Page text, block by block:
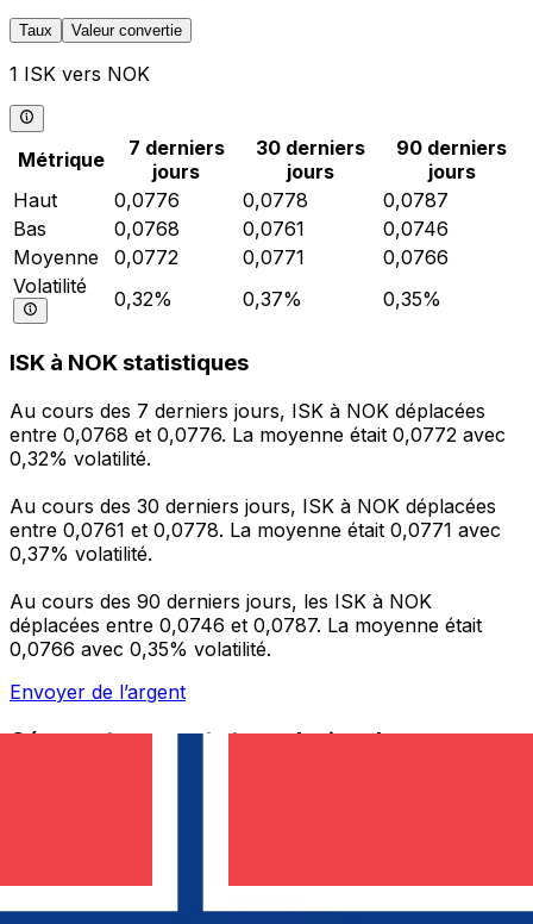
Taux Valeur convertie
1 ISK vers NOK
Métrique
7 derniers
jours
30 derniers
jours
90 derniers
jours
Haut
0,0776 0,0778
0,0787
Bas
0,0768 0,0761
0,0746
Moyenne
0,0772 0,0771
0,0766
Volatilité
0,32% 0,37% 0,35%
ISK à NOK statistiques
Au cours des 7 derniers jours, ISK à NOK déplacées
entre 0,0768 et 0,0776. La moyenne était 0,0772 avec
0,32% volatilité.
Au cours des 30 derniers jours, ISK à NOK déplacées
entre 0,0761 et 0,0778. La moyenne était 0,0771 avec
0,37% volatilité.
Au cours des 90 derniers jours, les ISK à NOK
déplacées entre 0,0746 et 0,0787. La moyenne était
0,0766 avec 0,35% volatilité.
Envoyer de l’argent
Gérez votre argent et vos devises lorsque vous
programmez des alertes de taux et transférez de
l'argent à l'étranger sans frais cachés. Téléchargez